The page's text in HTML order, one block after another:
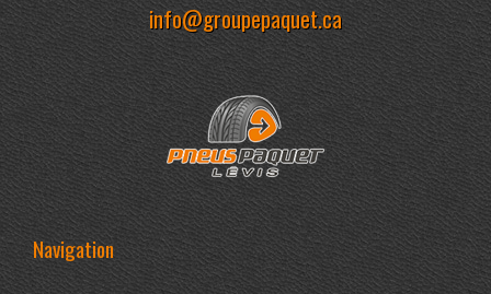
info@groupepaquet.ca
Navigation